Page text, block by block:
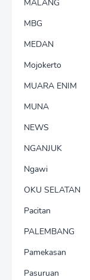
MALANG
MBG
MEDAN
Mojokerto
MUARA ENIM
MUNA
NEWS
NGANJUK
Ngawi
OKU SELATAN
Pacitan
PALEMBANG
Pamekasan
Pasuruan